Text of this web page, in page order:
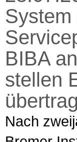
BIBA
stellen
Nach